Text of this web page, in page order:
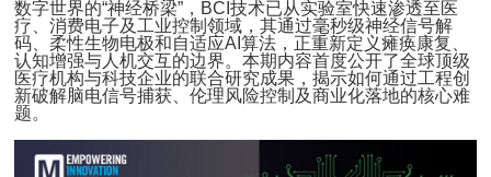
数字世界的“神经桥梁”，BCI技术已从实验室快速渗透至医
疗、消费电子及工业控制领域，其通过毫秒级神经信号解
码、柔性生物电极和自适应AI算法，正重新定义瘫痪康复、
认知增强与人机交互的边界。本期内容首度公开了全球顶级
医疗机构与科技企业的联合研究成果，揭示如何通过工程创
新破解脑电信号捕获、伦理风险控制及商业化落地的核心难
题。